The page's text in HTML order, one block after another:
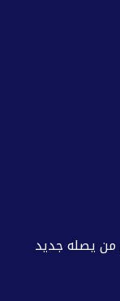
من يصله جديد